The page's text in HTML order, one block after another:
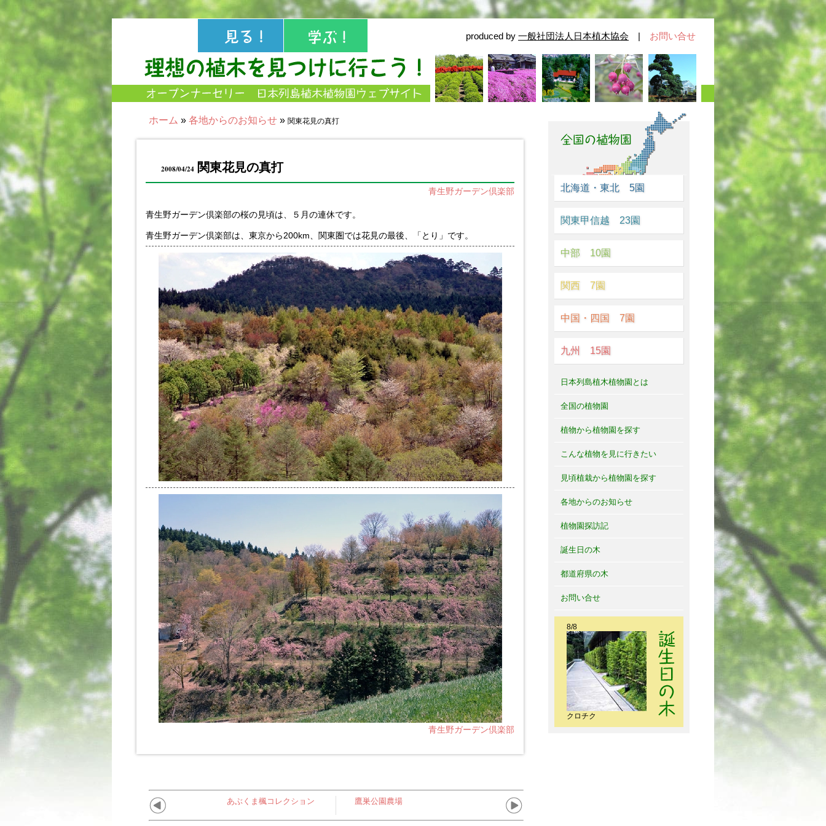
produced by 一般社団法人日本植木協会 | お問い合せ
ホーム » 各地からのお知らせ » 関東花見の真打
2008/04/24 関東花見の真打
青生野ガーデン倶楽部
青生野ガーデン倶楽部の桜の見頃は、５月の連休です。
青生野ガーデン倶楽部は、東京から200km、関東圏では花見の最後、「とり」です。
青生野ガーデン倶楽部
あぶくま楓コレクション 鷹巣公園農場
北海道・東北 5園
関東甲信越 23園
中部 10園
関西 7園
中国・四国 7園
九州 15園
日本列島植木植物園とは
全国の植物園
植物から植物園を探す
こんな植物を見に行きたい
見頃植栽から植物園を探す
各地からのお知らせ
植物園探訪記
誕生日の木
都道府県の木
お問い合せ
8/8
クロチク